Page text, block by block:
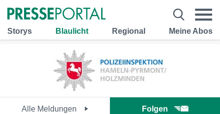
Storys Blaulicht Regional Meine Abos
Alle Meldungen Folgen